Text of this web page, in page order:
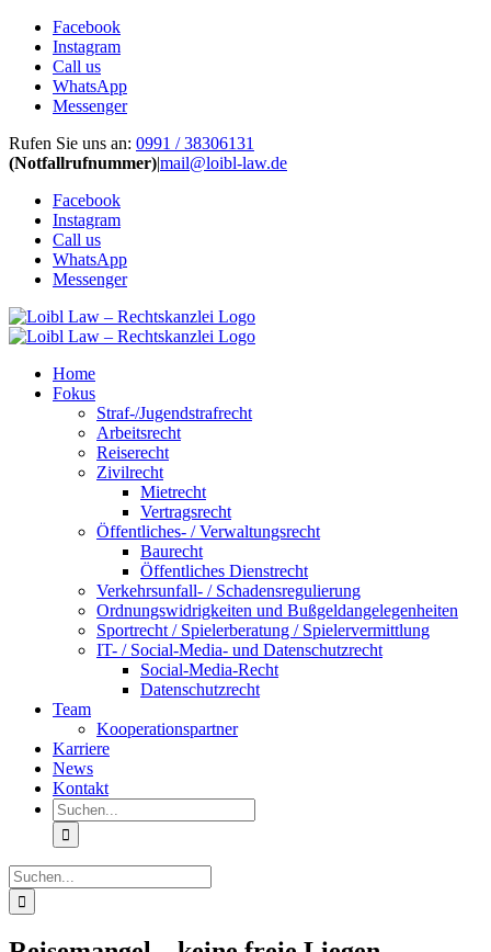
Facebook
Instagram
Call us
WhatsApp
Messenger
Zum
Inhalt
Rufen Sie uns an: 0991 / 38306131
(Notfallrufnummer)|mail@loibl-law.de
Facebook
Instagram
Call us
WhatsApp
Messenger
Home
Fokus
Straf-/Jugendstrafrecht
Arbeitsrecht
Reiserecht
Zivilrecht
Mietrecht
Vertragsrecht
Öffentliches- / Verwaltungsrecht
Baurecht
Öffentliches Dienstrecht
Verkehrsunfall- / Schadensregulierung
Ordnungswidrigkeiten und Bußgeldangelegenheiten
Sportrecht / Spielerberatung / Spielervermittlung
IT- / Social-Media- und Datenschutzrecht
Social-Media-Recht
Datenschutzrecht
Team
Kooperationspartner
Karriere
News
Kontakt
Suche
nach:
Suche
nach: